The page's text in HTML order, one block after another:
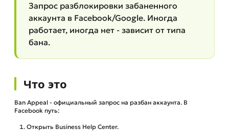
Запрос разблокировки забаненного
аккаунта в Facebook/Google. Иногда
работает, иногда нет - зависит от типа
бана.
Что это
Ban Appeal - официальный запрос на разбан аккаунта. В
Facebook путь:
Открыть Business Help Center.